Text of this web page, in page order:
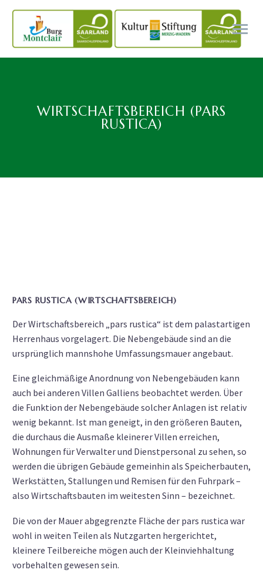
WIRTSCHAFTSBEREICH (PARS
RUSTICA)
PARS RUSTICA (WIRTSCHAFTSBEREICH)
Der Wirtschaftsbereich „pars rustica“ ist dem palastartigen
Herrenhaus vorgelagert. Die Nebengebäude sind an die
ursprünglich mannshohe Umfassungsmauer angebaut.
Eine gleichmäßige Anordnung von Nebengebäuden kann
auch bei anderen Villen Galliens beobachtet werden. Über
die Funktion der Nebengebäude solcher Anlagen ist relativ
wenig bekannt. Ist man geneigt, in den größeren Bauten,
die durchaus die Ausmaße kleinerer Villen erreichen,
Wohnungen für Verwalter und Dienstpersonal zu sehen, so
werden die übrigen Gebäude gemeinhin als Speicherbauten,
Werkstätten, Stallungen und Remisen für den Fuhrpark –
also Wirtschaftsbauten im weitesten Sinn – bezeichnet.
Die von der Mauer abgegrenzte Fläche der pars rustica war
wohl in weiten Teilen als Nutzgarten hergerichtet,
kleinere Teilbereiche mögen auch der Kleinviehhaltung
vorbehalten gewesen sein.